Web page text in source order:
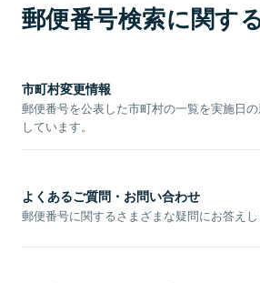
郵便番号検索に関す
市町村変更情報
郵便番号を公表した市町村の一覧を実施日
しています。
よくあるご質問・お問い合わせ
郵便番号に関するさまざまな疑問にお答えし